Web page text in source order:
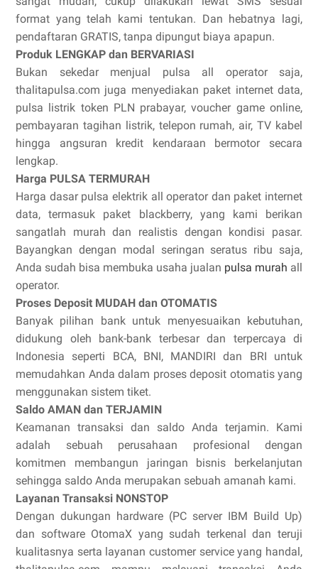
format yang telah kami tentukan. Dan hebatnya lagi,
pendaftaran GRATIS, tanpa dipungut biaya apapun.
Produk LENGKAP dan BERVARIASI
Bukan sekedar menjual pulsa all operator saja,
thalitapulsa.com juga menyediakan paket internet data,
pulsa listrik token PLN prabayar, voucher game online,
pembayaran tagihan listrik, telepon rumah, air, TV kabel
hingga angsuran kredit kendaraan bermotor secara
lengkap.
Harga PULSA TERMURAH
Harga dasar pulsa elektrik all operator dan paket internet
data, termasuk paket blackberry, yang kami berikan
sangatlah murah dan realistis dengan kondisi pasar.
Bayangkan dengan modal seringan seratus ribu saja,
Anda sudah bisa membuka usaha jualan pulsa murah all
operator.
Proses Deposit MUDAH dan OTOMATIS
Banyak pilihan bank untuk menyesuaikan kebutuhan,
didukung oleh bank-bank terbesar dan terpercaya di
Indonesia seperti BCA, BNI, MANDIRI dan BRI untuk
memudahkan Anda dalam proses deposit otomatis yang
menggunakan sistem tiket.
Saldo AMAN dan TERJAMIN
Keamanan transaksi dan saldo Anda terjamin. Kami
adalah sebuah perusahaan profesional dengan
komitmen membangun jaringan bisnis berkelanjutan
sehingga saldo Anda merupakan sebuah amanah kami.
Layanan Transaksi NONSTOP
Dengan dukungan hardware (PC server IBM Build Up)
dan software OtomaX yang sudah terkenal dan teruji
kualitasnya serta layanan customer service yang handal,